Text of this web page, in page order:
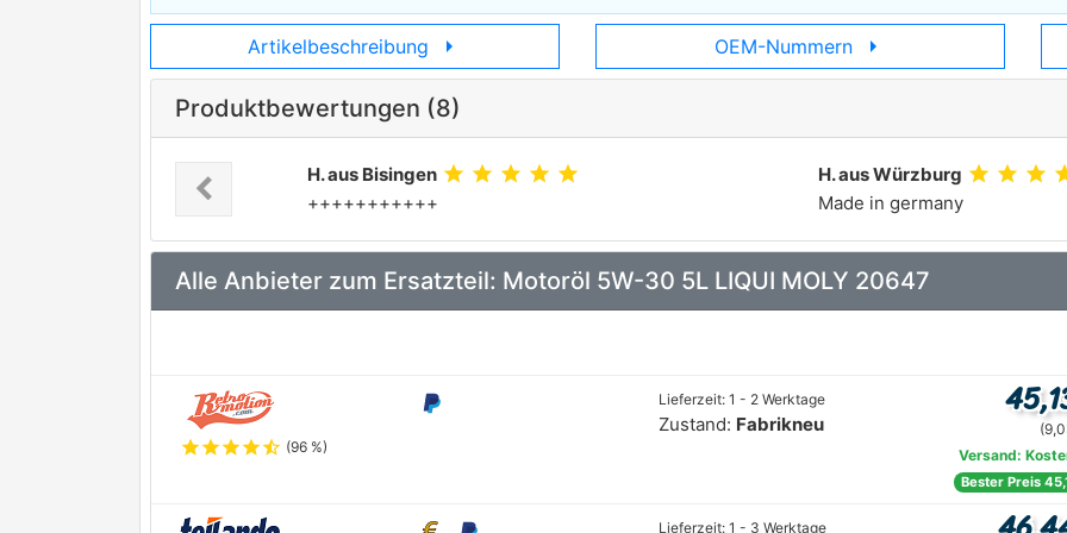
Artikelbeschreibung arrow_right OEM-Nummern arrow_right
Produktbewertungen (8)
H. aus Bisingen star star star star star
+++++++++++
H. aus Würzburg star star star
Made in germany
chevron_leftPrevious
Alle Anbieter zum Ersatzteil: Motoröl 5W-30 5L LIQUI MOLY 20647
starstarstarstarstar_half (96 %)
Lieferzeit: 1 - 2 Werktage
Zustand: Fabrikneu
Versand:
Bester Preis
Lieferzeit: 1 - 3 Werktage